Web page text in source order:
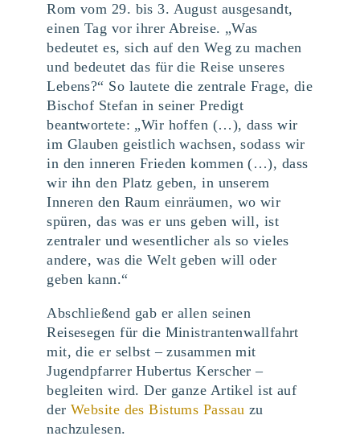
Rom vom 29. bis 3. August ausgesandt,
einen Tag vor ihrer Abreise. „Was
bedeutet es, sich auf den Weg zu machen
und bedeutet das für die Reise unseres
Lebens?“ So lautete die zentrale Frage, die
Bischof Stefan in seiner Predigt
beantwortete: „Wir hoffen (…), dass wir
im Glauben geistlich wachsen, sodass wir
in den inneren Frieden kommen (…), dass
wir ihn den Platz geben, in unserem
Inneren den Raum einräumen, wo wir
spüren, das was er uns geben will, ist
zentraler und wesentlicher als so vieles
andere, was die Welt geben will oder
geben kann.“
Abschließend gab er allen seinen
Reisesegen für die Ministrantenwallfahrt
mit, die er selbst – zusammen mit
Jugendpfarrer Hubertus Kerscher –
begleiten wird. Der ganze Artikel ist auf
der Website des Bistums Passau zu
nachzulesen.